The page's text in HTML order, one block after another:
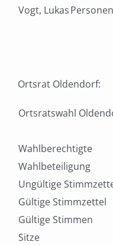
Vogt, Lukas
Ortsrat Oldendorf:
Ortsratswahl
Wahlberechtigte
Wahlbeteiligung
Ungültige
Gültige Stimmzettel
Gültige Stimmen
Sitze